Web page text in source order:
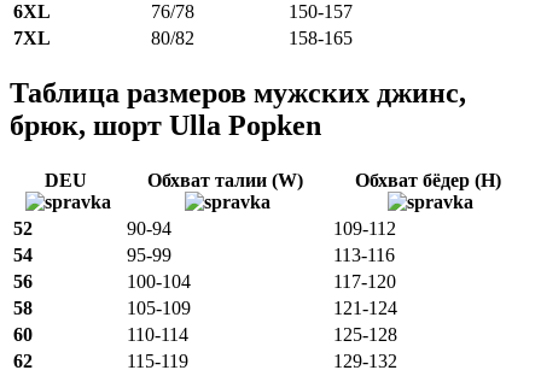
6XL
76/78
150-157
7XL
80/82 158-165
Таблица размеров мужских джинс,
брюк, шорт Ulla Popken
DEU Обхват талии (W) Обхват бёдер (H)
52 90-94
109-112
54
95-99
113-116
56
100-104
117-120
58
105-109
121-124
60
110-114
125-128
62
115-119
129-132